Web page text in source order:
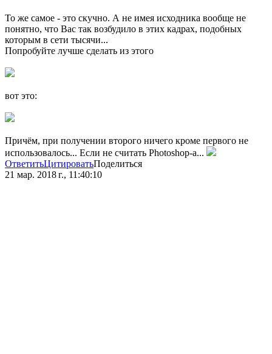
То же самое - это скучно. А не имея исходника вообще не
понятно, что Вас так возбудило в этих кадрах, подобных
которым в сети тысячи...
Попробуйте лучше сделать из этого
вот это:
Причём, при получении второго ничего кроме первого не
использовалось... Если не считать Photoshop-а...
ОтветитьЦитироватьПоделиться
21 мар. 2018 г., 11:40:10